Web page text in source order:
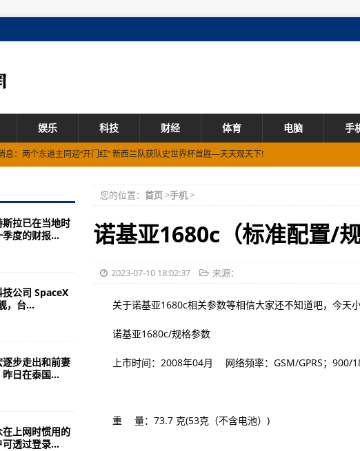
娱乐 科技 财经 体育 电脑 手
息：两个东道主同迎“开门红” 新西兰队获队史世界杯首胜—天天观天下!
-热门:观点 |
）上市公司每股净资产 流通股为4.30亿
西省人民政府办公厅关于茶产业高质量发展的意见-环球速讯:
物资运抵浙江 物流将迎集中移入期—【环球速看料】
册卡开始寄送—【独家焦点】
品指南》发布—每日热议!
（参数功能/产品介绍/基本功能）
）上市公司每股多少钱 流通股为5.35亿
场监管总局关于发布《磁电式速度传感器检定规程》等38项国家计量技术规范的
赛区观众互相掷物攻击被罚—现场直击!
您的位置： 首页>手机>
诺基亚1680c（标准配置/
2023-07-10 18:02:37 来源：
关于诺基亚1680c相关参数等相信大家还不知道吧，今天
诺基亚1680c/规格参数
上市时间：2008年04月 网络频率：GSM/GPRS；900/
重 量：73.7 克(53克（不含电池）)
拉已在当地时
度的财报...
公司 SpaceX
，台...
步走出和前妻
日在泰国...
上网时惯用的
透过登录...